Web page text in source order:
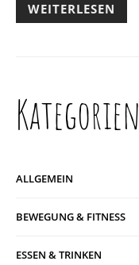
WEITERLESEN
Kategorien
ALLGEMEIN
BEWEGUNG & FITNESS
ESSEN & TRINKEN